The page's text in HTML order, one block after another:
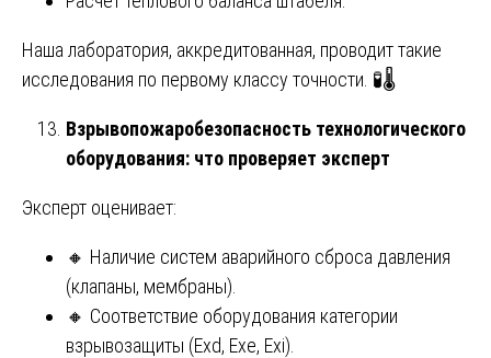
Наша лаборатория, аккредитованная, проводит такие
исследования по первому классу точности. 🧪🌡️
Взрывопожаробезопасность технологического
оборудования: что проверяет эксперт
Эксперт оценивает:
🔸 Наличие систем аварийного сброса давления
(клапаны, мембраны).
🔸 Соответствие оборудования категории
взрывозащиты (Exd, Exe, Exi).